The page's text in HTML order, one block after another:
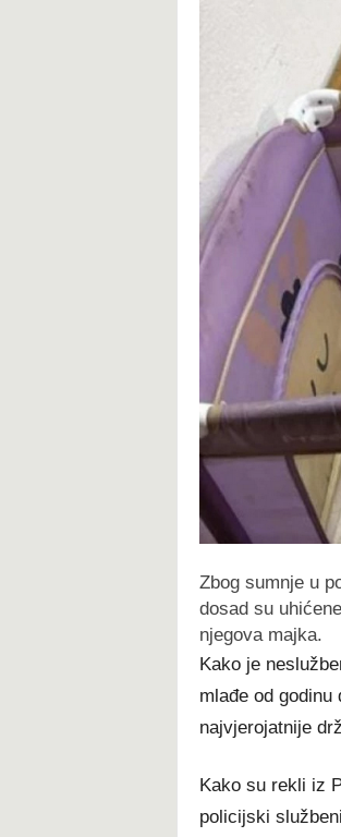
Zbog sumnje u
dosad su
njegova majka.
Kako je
mlađe od
najvjerojatnije
Kako su rekli iz
policijski